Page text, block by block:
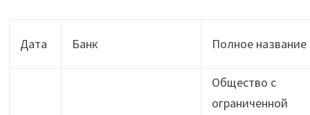
Дата Банк Полное название
Общество с
ограниченной